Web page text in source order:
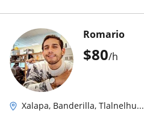
$80/h
Romario
Xalapa, Banderilla, Tlalnelhu...